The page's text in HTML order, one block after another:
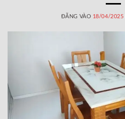
ĐĂNG VÀO 18/04/2025